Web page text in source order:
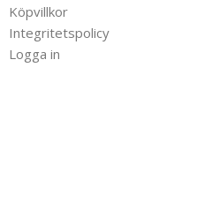
Köpvillkor
Integritetspolicy
Logga in